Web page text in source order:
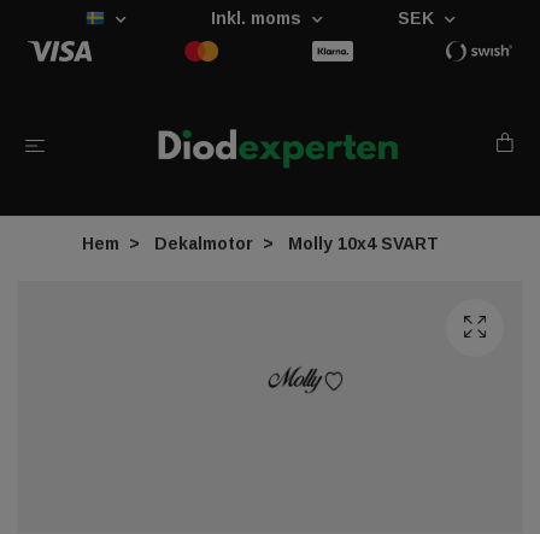
Inkl. moms SEK
Hem Dekalmotor Molly 10x4 SVART